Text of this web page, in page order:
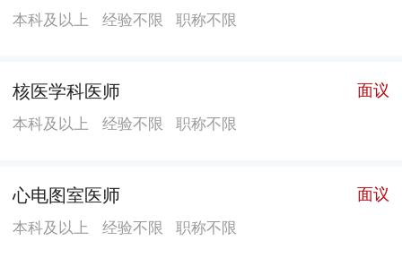
本科及以上 经验不限 职称不限
核医学科医师 面议
本科及以上 经验不限 职称不限
心电图室医师 面议
本科及以上 经验不限 职称不限